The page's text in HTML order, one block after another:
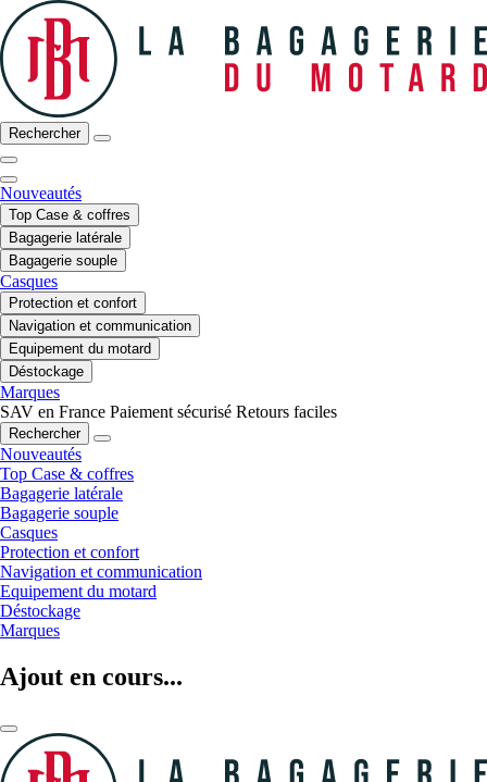
Rechercher
Nouveautés
Top Case & coffres
Bagagerie latérale
Bagagerie souple
Casques
Protection et confort
Navigation et communication
Equipement du motard
Déstockage
Marques
SAV en France Paiement sécurisé Retours faciles
Rechercher
Nouveautés
Top Case & coffres
Bagagerie latérale
Bagagerie souple
Casques
Protection et confort
Navigation et communication
Equipement du motard
Déstockage
Marques
Ajout en cours...